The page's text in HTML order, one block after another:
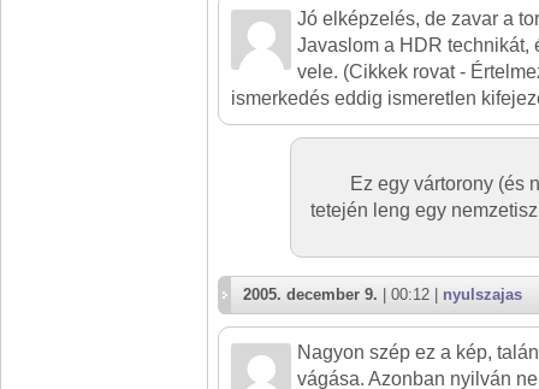
Jó elképzelés, de zavar a
Javaslom a HDR technikát,
vele. (Cikkek rovat -
ismerkedés eddig ismeretlen
Ez egy vártorony (és
tetején leng egy
2005. december 9. | 00:12 | nyulszajas
Nagyon szép ez a kép,
vágása. Azonban nyilván